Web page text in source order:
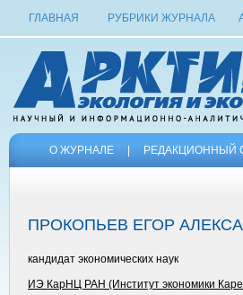
ГЛАВНАЯ РУБРИКИ ЖУРНАЛА
О ЖУРНАЛЕ РЕДАКЦИОННЫЙ
ПРОКОПЬЕВ ЕГОР
кандидат экономических наук
ИЭ КарНЦ РАН (Институт экономики